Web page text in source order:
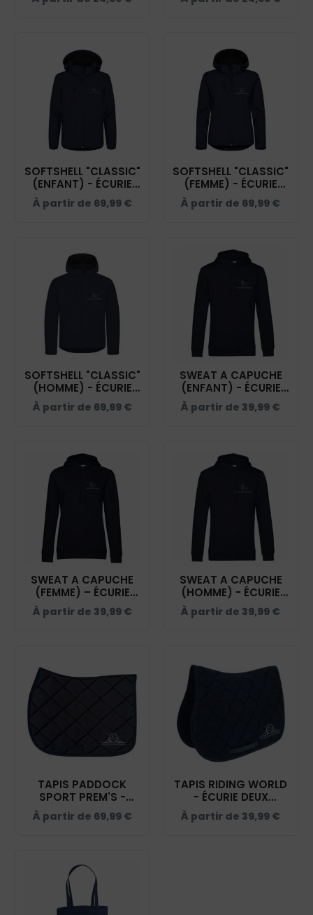
BCI1F BCID1
SOFTSHELL "CLASSIC"
(ENFANT) - ÉCURIE
DEUX FONTAINES -
NAVY - 0200909
À partir de 69,99 €
SOFTSHELL "CLASSIC"
(FEMME) - ÉCURIE
DEUX FONTAINES -
NAVY - 0200917
À partir de 69,99 €
SOFTSHELL "CLASSIC"
(HOMME) - ÉCURIE
DEUX FONTAINES -
NAVY - 0200912
À partir de 69,99 €
SWEAT A CAPUCHE
(ENFANT) - ÉCURIE
DEUX FONTAINES -
NAVY - K477
À partir de 39,99 €
SWEAT A CAPUCHE
(FEMME) – ÉCURIE
DEUX FONTAINES -
NAVY - BCW34B
À partir de 39,99 €
SWEAT A CAPUCHE
(HOMME) - ÉCURIE
DEUX FONTAINES -
NAVY - BCU33B
À partir de 39,99 €
TAPIS PADDOCK
SPORT PREM'S -
ÉCURIE DEUX
FONTAINES - NAVY -
À partir de 69,99 €
TAPIS RIDING WORLD
- ÉCURIE DEUX
FONTAINES - NAVY -
20453
À partir de 39,99 €